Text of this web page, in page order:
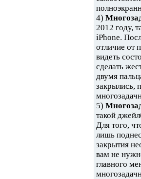
4)
2012 году,
iPhone.
отличие от
видеть
сделать
двумя
закрылись,
5)
такой
Для того,
лишь
закрытия
вам не
главного